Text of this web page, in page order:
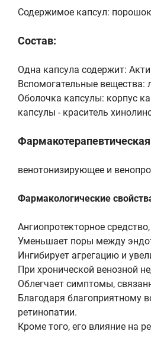
Содержимое капсул:
Состав:
Одна капсула содержит:
Вспомогательные вещества:
Оболочка капсулы: корпус
капсулы - краситель
Фармакотерапевтическая
венотонизирующее и
Фармакологические
Ангиопротекторное
Уменьшает поры между
Ингибирует агрегацию и
При хронической венозной
Облегчает симптомы,
Благодаря благоприятному
ретинопатии.
Кроме того, его влияние на